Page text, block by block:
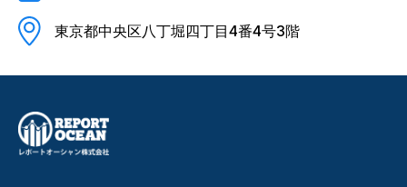
東京都中央区八丁堀四丁目4番4号3階